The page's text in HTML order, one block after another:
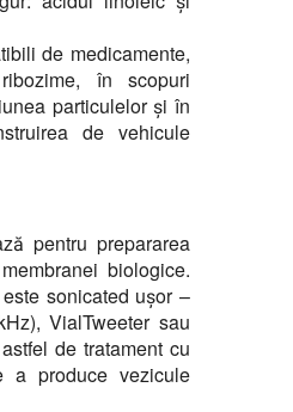
de medicamente,
în scopuri
particulelor și în
de vehicule
pentru prepararea
biologice.
sonicated ușor –
VialTweeter sau
de tratament cu
a produce vezicule